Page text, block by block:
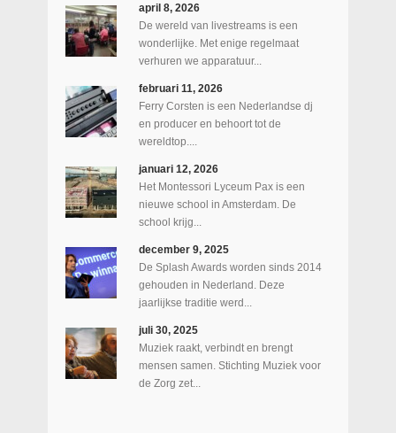
april 8, 2026
De wereld van livestreams is een
wonderlijke. Met enige regelmaat
verhuren we apparatuur...
februari 11, 2026
Ferry Corsten is een Nederlandse dj
en producer en behoort tot de
wereldtop....
januari 12, 2026
Het Montessori Lyceum Pax is een
nieuwe school in Amsterdam. De
school krijg...
december 9, 2025
De Splash Awards worden sinds 2014
gehouden in Nederland. Deze
jaarlijkse traditie werd...
juli 30, 2025
Muziek raakt, verbindt en brengt
mensen samen. Stichting Muziek voor
de Zorg zet...